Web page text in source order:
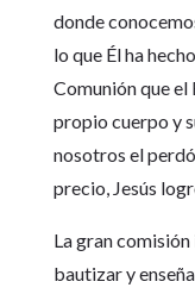
donde
lo que Él ha
Comunión que el
propio cuerpo y
nosotros el
precio, Jesús
La gran
bautizar y